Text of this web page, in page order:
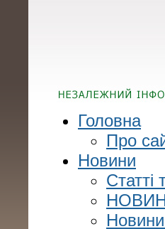
Головна
Про
Новини
Статті
Новини